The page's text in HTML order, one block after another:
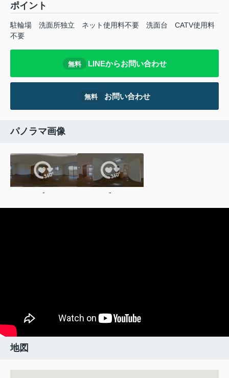
ポイント
駐輪場 洗面所独立 ネット使用料不要 洗面台
CATV使用料
不要
無料 LINEからお問い合わせ
無料 お問い合わせ
パノラマ画像
- -
地図